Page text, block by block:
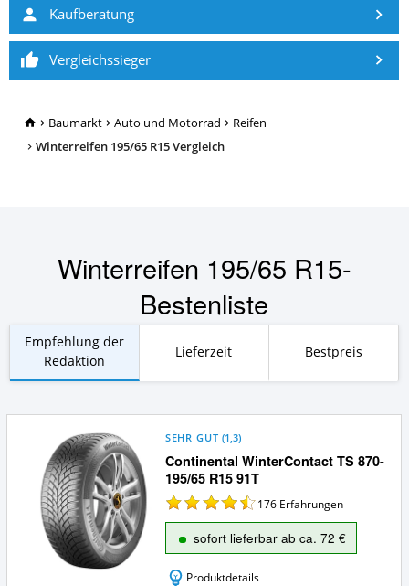
TopRatgeber24.de
Baumarkt Auto und Motorrad
Reifen
Winterreifen 195/65 R15 Vergleich
Kaufberatung
Vergleichssieger
Winterreifen 195/65 R15-
Bestenliste
Empfehlung der
Redaktion
Lieferzeit Bestpreis
Continental WinterContact TS 870-
195/65 R15 91T
SEHR GUT (1,3)
176 Erfahrungen
sofort lieferbar ab ca. 72 €
Produktdetails